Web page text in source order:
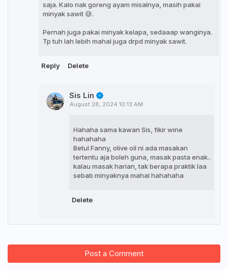
saja. Kalo nak goreng ayam misalnya, masih pakai
minyak sawit 😅.
Pernah juga pakai minyak kelapa, sedaaap wanginya.
Tp tuh lah lebih mahal juga drpd minyak sawit.
Reply Delete
Sis Lin
August 28, 2024 10:13 AM
Hahaha sama kawan Sis, fikir wine
hahahaha
Betul Fanny, olive oil ni ada masakan
tertentu aja boleh guna, masak pasta enak..
kalau masak harian, tak berapa praktik laa
sebab minyaknya mahal hahahaha
Delete
Post a Comment